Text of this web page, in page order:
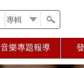
音樂專題報導